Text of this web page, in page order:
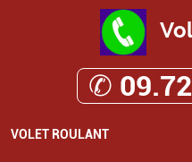
✆
VOLET ROULANT